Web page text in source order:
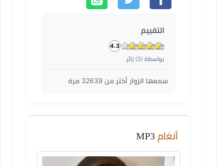
التقييم
4.3
بواسطة (3) زائر
سمعها الزوار أكثر من 32639 مرة
أنغام